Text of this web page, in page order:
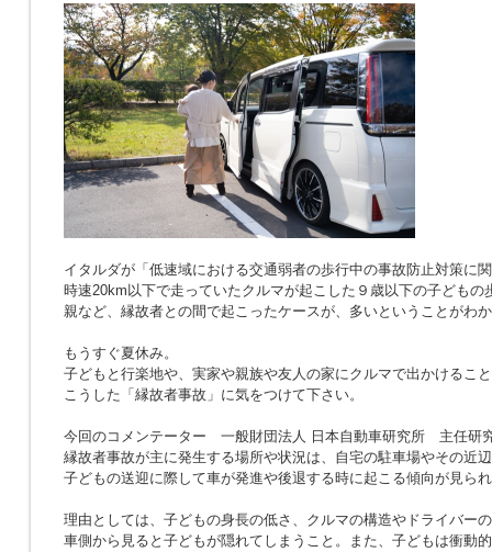
イタルダが「低速域における交通弱者の歩行中の事故防止対策に
時速20km以下で走っていたクルマが起こした９歳以下の子どもの
親など、縁故者との間で起こったケースが、多いということがわ
もうすぐ夏休み。
子どもと行楽地や、実家や親族や友人の家にクルマで出かけるこ
こうした「縁故者事故」に気をつけて下さい。
今回のコメンテーター 一般財団法人 日本自動車研究所 主任研
縁故者事故が主に発生する場所や状況は、自宅の駐車場やその近
子どもの送迎に際して車が発進や後退する時に起こる傾向が見ら
理由としては、子どもの身長の低さ、クルマの構造やドライバー
車側から見ると子どもが隠れてしまうこと。また、子どもは衝動